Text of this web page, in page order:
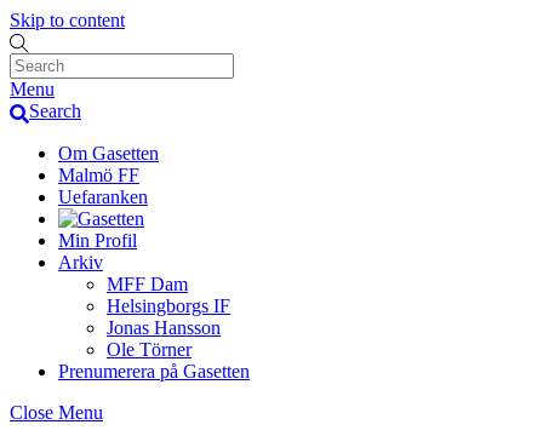
Skip to content
Menu
Search
Om Gasetten
Malmö FF
Uefaranken
Min Profil
Arkiv
MFF Dam
Helsingborgs IF
Jonas Hansson
Ole Törner
Prenumerera på Gasetten
Close Menu